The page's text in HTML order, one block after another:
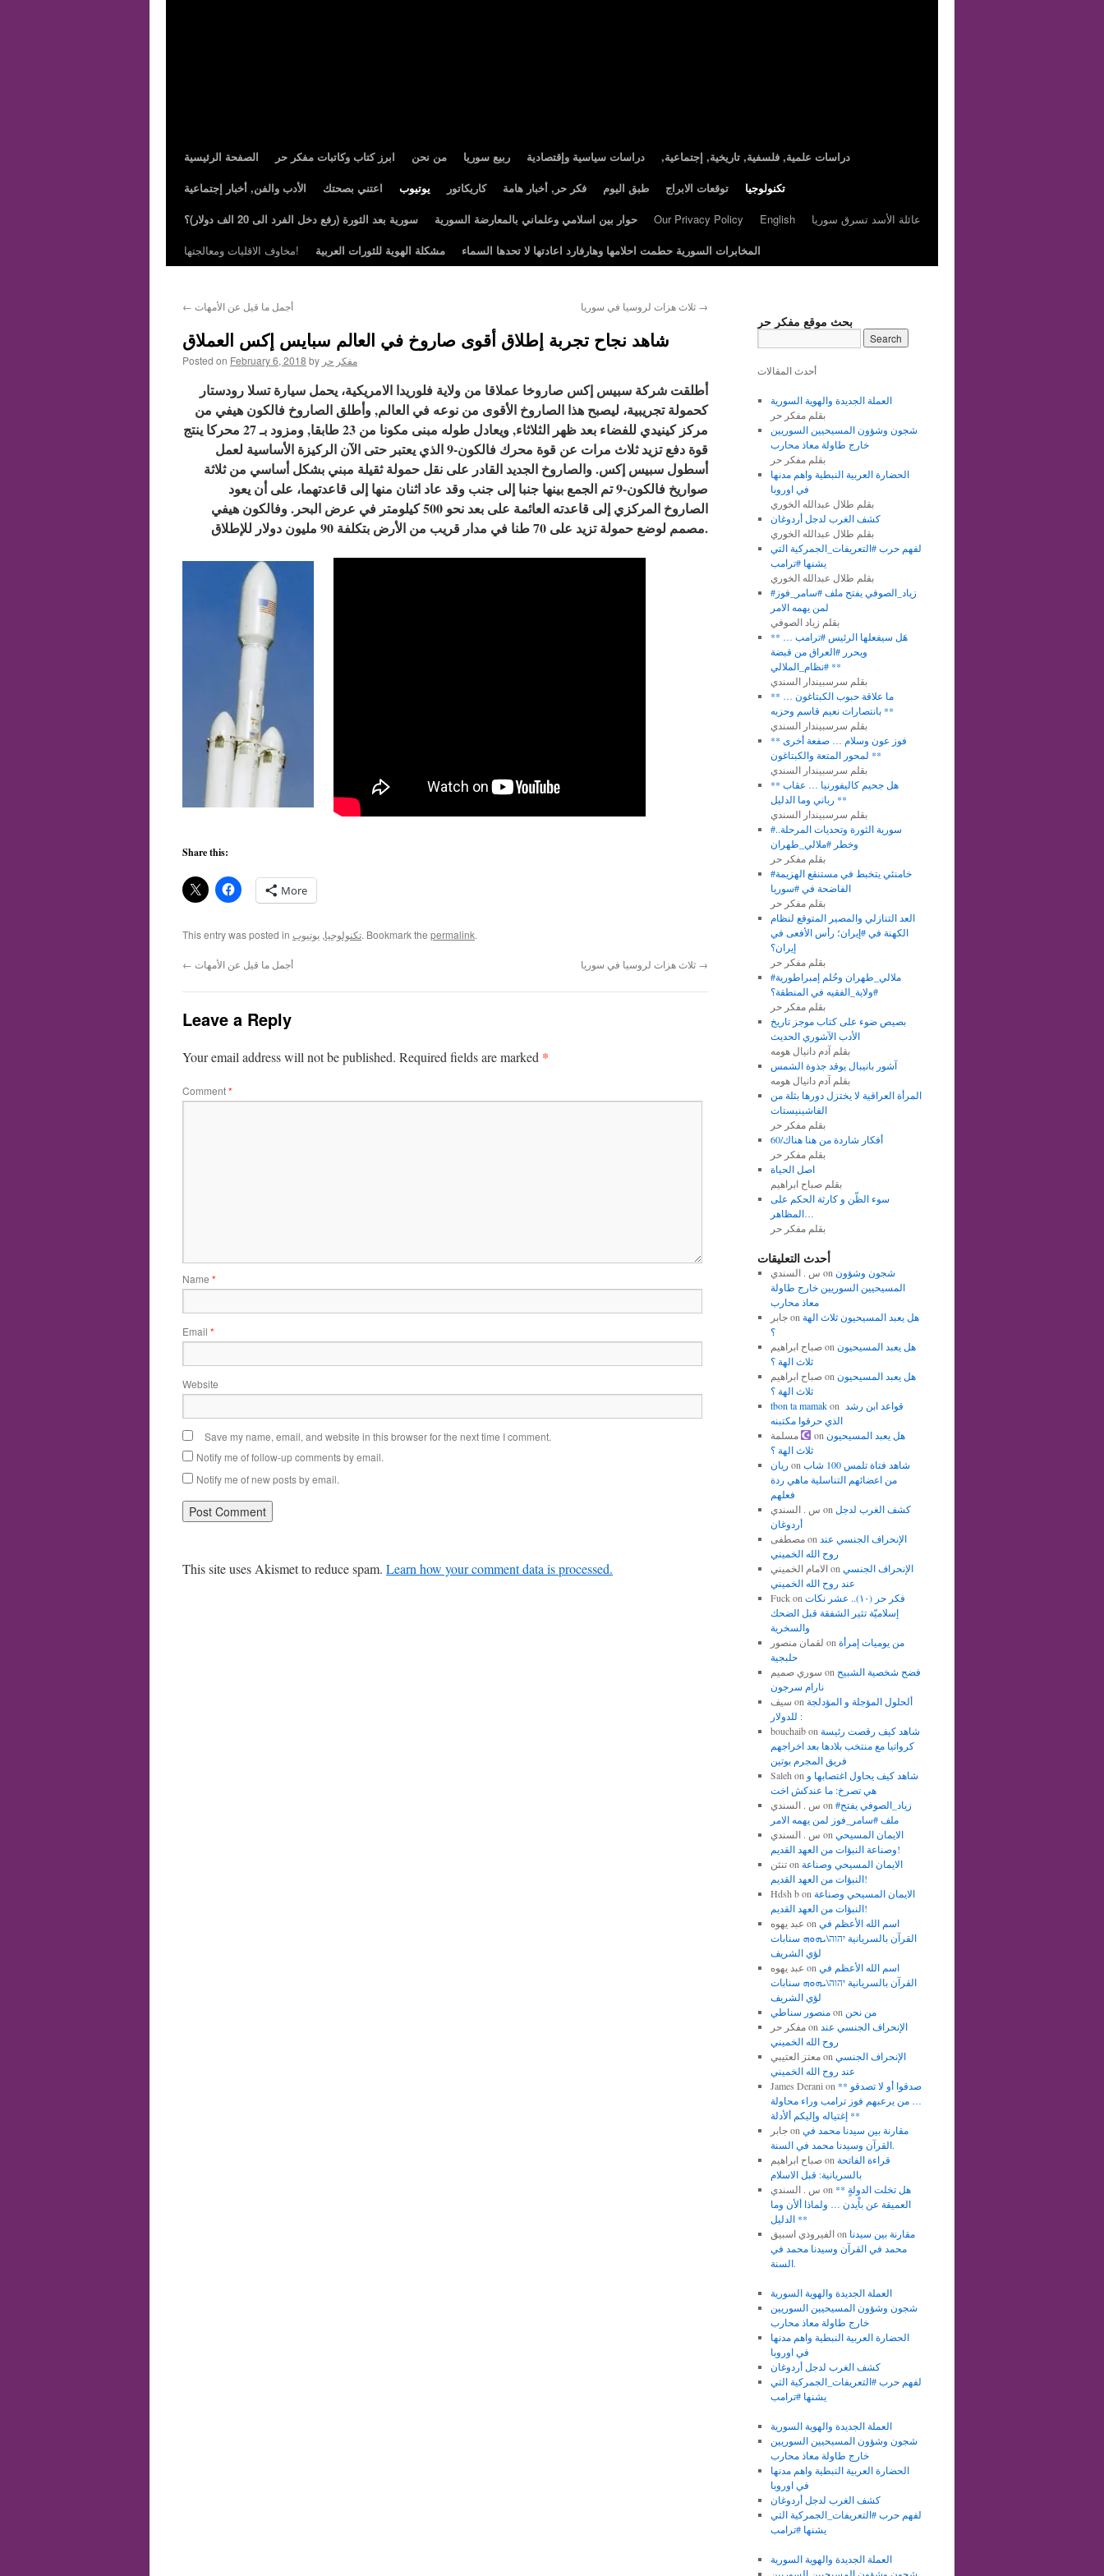
الصفحة الرئيسية ابرز كتاب وكاتبات مفكر حر من نحن ربيع سوريا دراسات سياسية وإقتصادية
,دراسات علمية, فلسفية, تاريخية, إجتماعية
الأدب والفن, أخبار إجتماعية
اعتني بصحتك يوتيوب كاريكاتور فكر حر, أخبار هامة طبق اليوم توقعات الابراج
تكنولوجيا
سورية بعد الثورة (رفع دخل الفرد الى 20 الف دولار)؟
حوار بين اسلامي وعلماني بالمعارضة السورية Our Privacy Policy English
عائلة الأسد تسرق سوريا
مخاوف الاقليات ومعالجتها!
مشكلة الهوية للثورات العربية المخابرات السورية حطمت احلامها وهارفارد اعادتها لا تحدها السماء
← أجمل ما قيل عن الأمهات →
شاهد نجاح تجربة إطلاق أقوى صاروخ في العالم سبايس إكس العملاق
Posted on February 6, 2018 by مفكر حر
أطلقت شركة سبيس إكس صاروخا عملاقا من ولاية فلوريدا الامريكية، يحمل سيارة تسلا رودستار
كحمولة تجريبية، ليصبح هذا الصاروخ الأقوى من نوعه في العالم, وأطلق الصاروخ فالكون هيفي من
مركز كينيدي للفضاء بعد ظهر الثلاثاء, ويعادل طوله مبنى مكونا من 23 طابقا, ومزود بـ 27 محركا ينتج
قوة دفع تزيد ثلاث مرات عن قوة محرك فالكون-9 الذي يعتبر حتى الآن الركيزة الأساسية لعمل
أسطول سبيس إكس. والصاروخ الجديد القادر على نقل حمولة ثقيلة مبني بشكل أساسي من ثلاثة
صواريخ فالكون-9 تم الجمع بينها جنبا إلى جنب وقد عاد اثنان منها إلى قاعدتهما، على أن يعود
الصاروخ المركزي إلى قاعدته العائمة على بعد نحو 500 كيلومتر في عرض البحر.​ وفالكون هيفي
مصمم لوضع حمولة تزيد على 70 طنا في مدار قريب من الأرض بتكلفة 90 مليون دولار للإطلاق.
Share this:
More
This entry was posted in تكنولوجيا, يوتيوب . Bookmark the permalink.
← أجمل ما قيل عن الأمهات →
Leave a Reply
Your email address will not be published. Required fields are marked *
Comment*
Name *
Email *
Website
Save my name, email, and website in this browser for the next time I comment.
Notify me of follow-up comments by email.
Notify me of new posts by email.
This site uses Akismet to reduce spam. Learn how your comment data is processed.
بحث موقع مفكر حر
أحدث المقالات
العملة الجديدة والهوية السورية
بقلم مفكر حر
شجون وشؤون المسيحيين السوريين
خارج طاولة معاذ محارب
بقلم مفكر حر
الحضارة العربية النبطية واهم مدنها
في اوروبا
بقلم طلال عبدالله الخوري
كشف الغرب لدجل أردوغان
بقلم طلال عبدالله الخوري
لفهم حرب #التعريفات_الجمركية التي
يشنها #ترامب
بقلم طلال عبدالله الخوري
#زياد_الصوفي يفتح ملف #سامر_فوز
لمن يهمه الامر
بقلم زياد الصوفي
** هَل سيفعلها الرئيس #ترامب …
ويحرر #العراق من قبضة
#نظام_الملالي **
بقلم سرسبيندار السندي
** ما علاقة حبوب الكبتاغون …
بانتصارات نعيم قاسم وحزبه **
بقلم سرسبيندار السندي
** فوز عون وسلام … صفعة أخرى
لمحور المتعة والكبتاغون **
بقلم سرسبيندار السندي
** هل جحيم كاليفورنيا … عقاب
رباني وما الدليل **
بقلم سرسبيندار السندي
#سورية الثورة وتحديات المرحلة..
وخطر #ملالي_طهران
بقلم مفكر حر
#خامنئي يتخبط في مستنقع الهزيمة
الفاضحة في #سوريا
بقلم مفكر حر
العد التنازلي والمصير المتوقع لنظام
الكهنة في #إيران؛ رأس الأفعى في
إيران؟
بقلم مفكر حر
#ملالي_طهران وحُلم إمبراطورية
#ولاية_الفقيه في المنطقة؟
بقلم مفكر حر
بصيص ضوء على كتاب موجز تاريخ
الأدب الآشوري الحديث
بقلم آدم دانيال هومه
آشور بانيبال يوقد جذوة الشمس
بقلم آدم دانيال هومه
المرأة العراقية لا يختزل دورها بثلة من
الفاشينيستات
بقلم مفكر حر
أفكار شاردة من هنا هناك/60
بقلم مفكر حر
اصل الحياة
بقلم صباح ابراهيم
سوء الظّن و كارثة الحكم على
المظاهر…
بقلم مفكر حر
أحدث التعليقات
س . السندي on شجون وشؤون
المسيحيين السوريين خارج طاولة
معاذ محارب
جابرon هل يعبد المسيحيون ثلاث الهة
؟
صباح ابراهيمon هل يعبد المسيحيون
ثلاث الهة ؟
صباح ابراهيمon هل يعبد المسيحيون
ثلاث الهة ؟
tbon ta mamakon
الذي حرقوا مكتبنه
مسلمة
onهل يعبد المسيحيون
ثلاث الهة ؟
ريان on شاهد فتاة تلمس 100 شاب
من اعضائهم التناسلية ماهي ردة
فعلهم
س . السندي on كشف الغرب لدجل
أردوغان
مصطفىon الإنحراف الجنسي عند
روح الله الخميني
الامام الخمينيon الإنحراف الجنسي
عند روح الله الخميني
Fuckon فكر حر (١٠).. عشر نكات
إسلاميّة تثير الشفقة قبل الضحك
والسخرية
لقمان منصور on من يوميات إمرأة
حلبجية
سوري صميم on فضح شخصية الشبيح
نارام سرجون
سيف on ألحلول المؤجلة و المؤدلجة
للدولار :
bouchaibon شاهد كيف رقصت رئيسة
كرواتيا مع منتخب بلادها بعد اخراجهم
فريق المجرم بوتين
Saleh on شاهد كيف يحاول اغتصابها و
هي تصرخ: ما عندكش اخت
س . السندي on #زياد_الصوفي يفتح
ملف #سامر_فوز لمن يهمه الامر
س . السندي on الايمان المسيحي
وصناعة النبؤات من العهد القديم!
تنثنon الايمان المسيحي وصناعة
النبؤات من العهد القديم!
Hdsh bon الايمان المسيحي وصناعة
النبؤات من العهد القديم!
عبد يهوه on اسم الله الأعظم في
القرآن بالسريانية יהוה\ܝܗܘܗ سنابات
لؤي الشريف
عبد يهوه on اسم الله الأعظم في
القرآن بالسريانية יהוה\ܝܗܘܗ سنابات
لؤي الشريف
منصور سناطيon من نحن
مفكر حرon الإنحراف الجنسي عند
روح الله الخميني
معتز العتيبيon الإنحراف الجنسي
عند روح الله الخميني
James Derani on ** صدقوا أو لا تصدقو
… من يرعبهم فوز ترامب وراء محاولة
إغتياله وإليكم ألأدلة **
جابرon مقارنة بين سيدنا محمد في
القرآن وسيدنا محمد في السنة.
صباح ابراهيمon قراءة الفاتحة
بالسريانية: قبل الاسلام
س . السندي on ** هل تخلت الدولةٍ
العميقة عن باْيدن … ولماذا ألأن وما
الدليل **
الفيروذي اسبيقon مقارنة بين سيدنا
محمد في القرآن وسيدنا محمد في
السنة.
العملة الجديدة والهوية السورية
شجون وشؤون المسيحيين السوريين
خارج طاولة معاذ محارب
الحضارة العربية النبطية واهم مدنها
في اوروبا
كشف الغرب لدجل أردوغان
لفهم حرب #التعريفات_الجمركية التي
يشنها #ترامب
العملة الجديدة والهوية السورية
شجون وشؤون المسيحيين السوريين
خارج طاولة معاذ محارب
الحضارة العربية النبطية واهم مدنها
في اوروبا
كشف الغرب لدجل أردوغان
لفهم حرب #التعريفات_الجمركية التي
يشنها #ترامب
العملة الجديدة والهوية السورية